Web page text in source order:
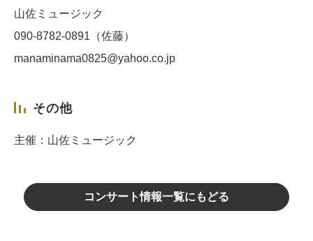
山佐ミュージック
090-8782-0891（佐藤）
manaminama0825@yahoo.co.jp
その他
主催：山佐ミュージック
コンサート情報一覧にもどる